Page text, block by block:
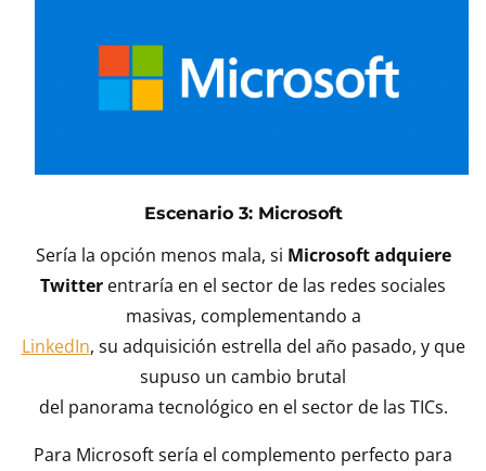
Escenario 3: Microsoft
Sería la opción menos mala, si Microsoft adquiere
Twitter entraría en el sector de las redes sociales
masivas, complementando a
LinkedIn, su adquisición estrella del año pasado, y que
supuso un cambio brutal
del panorama tecnológico en el sector de las TICs.
Para Microsoft sería el complemento perfecto para